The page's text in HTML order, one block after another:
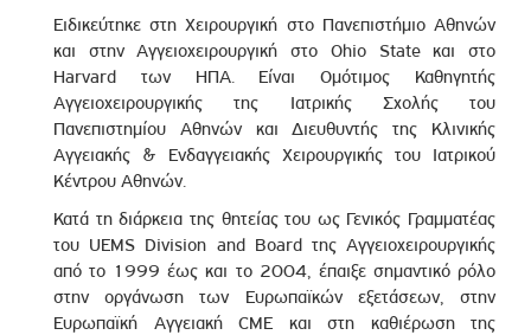
Ειδικεύτηκε στη Χειρουργική στο Πανεπιστήμιο Αθηνών
και στην Αγγειοχειρουργική στο Ohio State και στο
Harvard των ΗΠΑ. Είναι Ομότιμος Καθηγητής
Αγγειοχειρουργικής της Ιατρικής Σχολής του
Πανεπιστημίου Αθηνών και Διευθυντής της Κλινικής
Αγγειακής & Ενδαγγειακής Χειρουργικής του Ιατρικού
Κέντρου Αθηνών.
Κατά τη διάρκεια της θητείας του ως Γενικός Γραμματέας
του UEMS Division and Board της Αγγειοχειρουργικής
από το 1999 έως και το 2004, έπαιξε σημαντικό ρόλο
στην οργάνωση των Ευρωπαϊκών εξετάσεων, στην
Ευρωπαϊκή Αγγειακή CME και στη καθιέρωση της